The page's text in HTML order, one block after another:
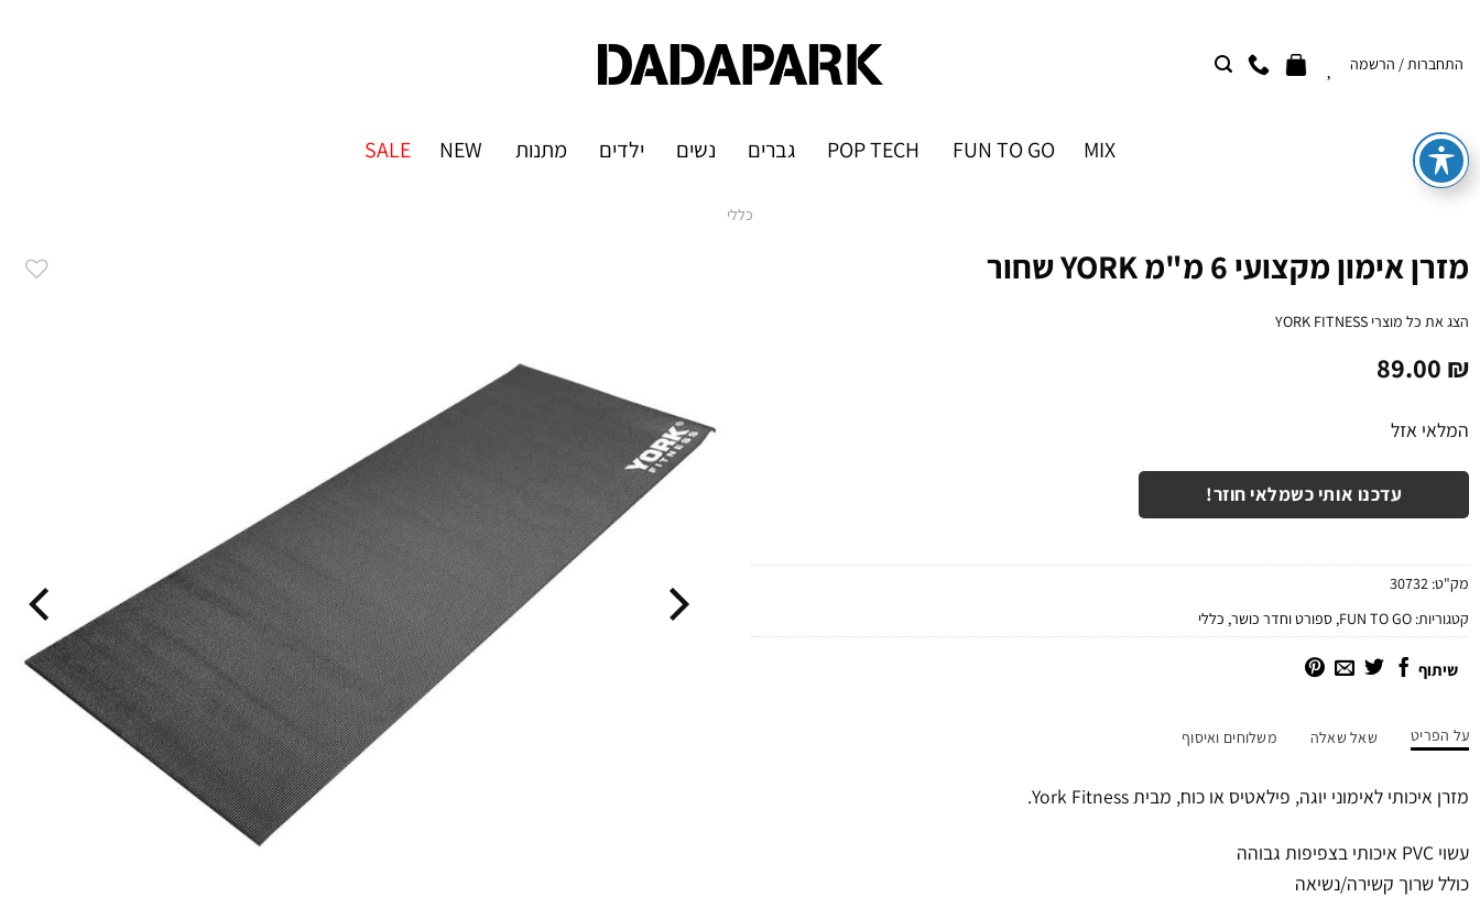
content
התחברות / הרשמה
MIX
FUN TO GO
POP TECH גברים נשים ילדים מתנות NEW
SALE
כללי
מזרן אימון מקצועי 6 מ"מ YORK שחור
הצג את כל מוצרי YORK FITNESS
89.00 ₪
המלאי אזל
עדכנו אותי כשמלאי חוזר!
מק"ט: 30732
קטגוריות: FUN TO GO
, ספורט וחדר כושר, כללי
שיתוף
על הפריט שאל שאלה משלוחים ואיסוף
מזרן איכותי לאימוני יוגה, פילאטיס או כוח, מבית York Fitness.
עשוי PVC איכותי בצפיפות גבוהה
כולל שרוך קשירה/נשיאה